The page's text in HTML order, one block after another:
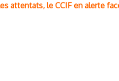
attentats, le CCIF en alerte